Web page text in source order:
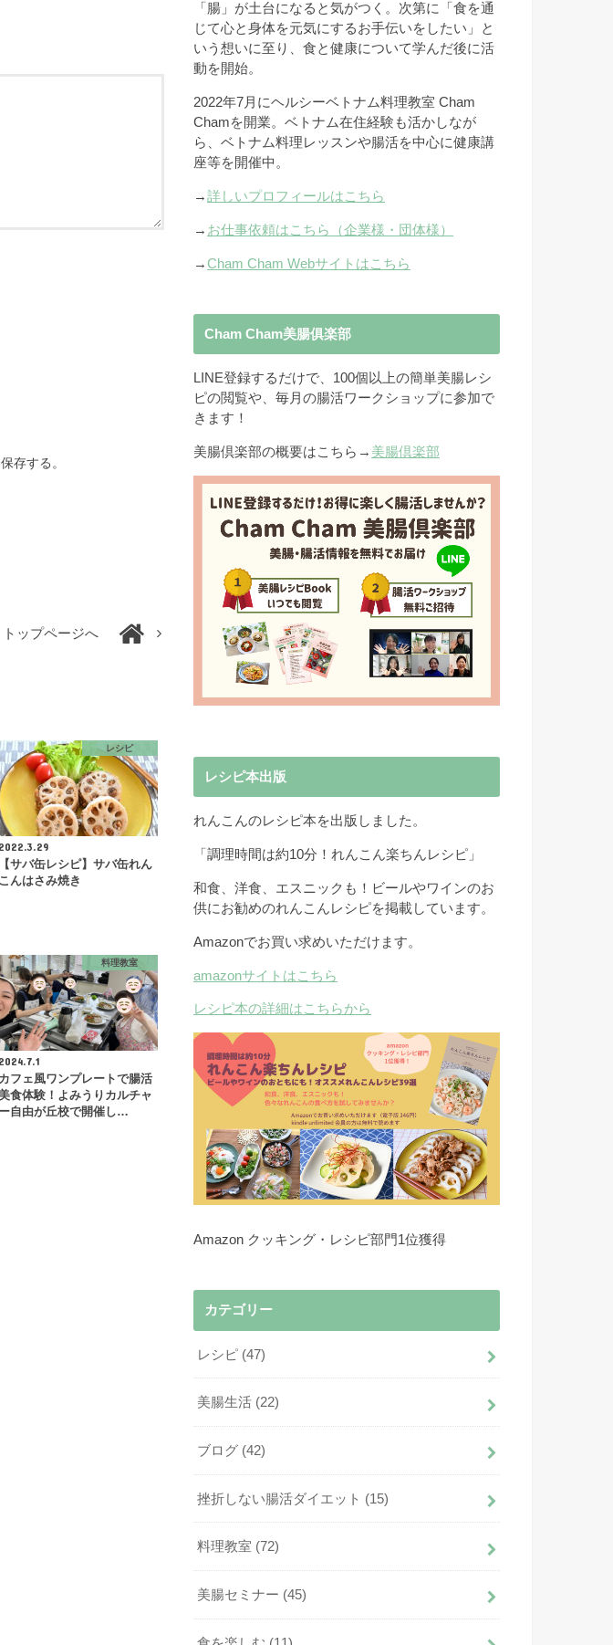
存する。
トップページへ
レシピ
2022.3.29
【サバ缶レシピ】サバ缶れん
こんはさみ焼き
料理教室
2024.7.1
カフェ風ワンプレートで腸活
食体験！よみうりカルチャ
ー自由が丘校で開催し…
「腸」が土台になると気がつく。次第に「食を通
じて心と身体を元気にするお手伝いをしたい」と
いう想いに至り、食と健康について学んだ後に活
動を開始。
2022年7月にヘルシーベトナム料理教室 Cham
Chamを開業。ベトナム在住経験も活かしなが
ら、ベトナム料理レッスンや腸活を中心に健康講
座等を開催中。
→詳しいプロフィールはこちら
→ お仕事依頼はこちら（企業様・団体様）
→Cham Cham Webサイトはこちら
Cham Cham美腸俱楽部
LINE登録するだけで、100個以上の簡単美腸レシ
ピの閲覧や、毎月の腸活ワークショップに参加で
きます！
美腸倶楽部の概要はこちら→ 美腸倶楽部
レシピ本出版
れんこんのレシピ本を出版しました。
「調理時間は約10分！れんこん楽ちんレシピ」
和食、洋食、エスニックも！ビールやワインのお
供にお勧めのれんこんレシピを掲載しています。
Amazonでお買い求めいただけます。
amazonサイトはこちら
レシピ本の詳細はこちらから
Amazon クッキング・レシピ部門1位獲得
カテゴリー
レシピ (47)
美腸生活 (22)
ブログ (42)
挫折しない腸活ダイエット (15)
料理教室 (72)
美腸セミナー (45)